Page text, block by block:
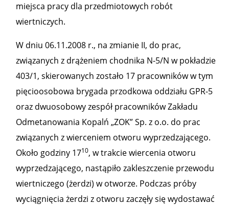
miejsca pracy dla przedmiotowych robót
wiertniczych.
W dniu 06.11.2008 r., na zmianie II, do prac,
związanych z drążeniem chodnika N-5/N w pokładzie
403/1, skierowanych zostało 17 pracowników w tym
pięcioosobowa brygada przodkowa oddziału GPR-5
oraz dwuosobowy zespół pracowników Zakładu
Odmetanowania Kopalń „ZOK” Sp. z o.o. do prac
związanych z wierceniem otworu wyprzedzającego.
Około godziny 1710, w trakcie wiercenia otworu
wyprzedzającego, nastąpiło zakleszczenie przewodu
wiertniczego (żerdzi) w otworze. Podczas próby
wyciągnięcia żerdzi z otworu zaczęły się wydostawać